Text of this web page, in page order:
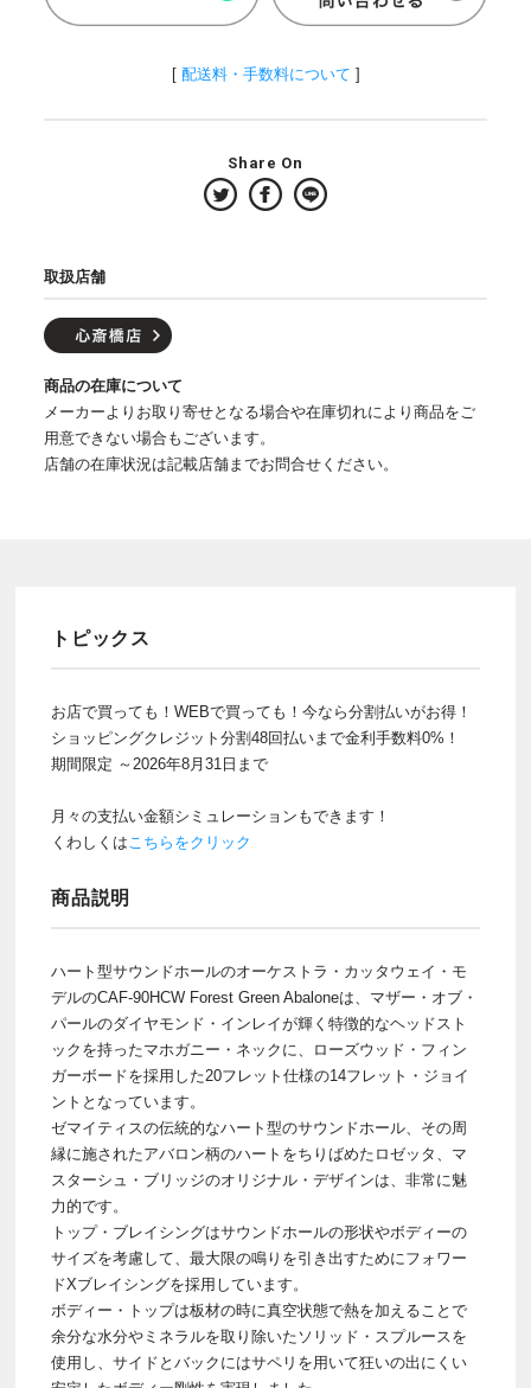
[ 配送料・手数料について ]
Share On
取扱店舗
商品の在庫について
メーカーよりお取り寄せとなる場合や在庫切れにより商品をご
用意できない場合もございます。
店舗の在庫状況は記載店舗までお問合せください。
トピックス
お店で買っても！WEBで買っても！今なら分割払いがお得！
ショッピングクレジット分割48回払いまで金利手数料0%！
期間限定 ～2026年8月31日まで
月々の支払い金額シミュレーションもできます！
くわしくはこちらをクリック
商品説明
ハート型サウンドホールのオーケストラ・カッタウェイ・モ
デルのCAF-90HCW Forest Green Abaloneは、マザー・オブ・
パールのダイヤモンド・インレイが輝く特徴的なヘッドスト
ックを持ったマホガニー・ネックに、ローズウッド・フィン
ガーボードを採用した20フレット仕様の14フレット・ジョイ
ントとなっています。
ゼマイティスの伝統的なハート型のサウンドホール、その周
縁に施されたアバロン柄のハートをちりばめたロゼッタ、マ
スターシュ・ブリッジのオリジナル・デザインは、非常に魅
力的です。
トップ・ブレイシングはサウンドホールの形状やボディーの
サイズを考慮して、最大限の鳴りを引き出すためにフォワー
ドXブレイシングを採用しています。
ボディー・トップは板材の時に真空状態で熱を加えることで
余分な水分やミネラルを取り除いたソリッド・スプルースを
使用し、サイドとバックにはサペリを用いて狂いの出にくい